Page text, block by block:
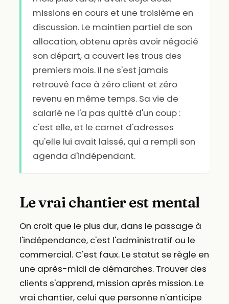
missions en cours et une troisième en
discussion. Le maintien partiel de son
allocation, obtenu après avoir négocié
son départ, a couvert les trous des
premiers mois. Il ne s'est jamais
retrouvé face à zéro client et zéro
revenu en même temps. Sa vie de
salarié ne l'a pas quitté d'un coup :
c'est elle, et le carnet d'adresses
qu'elle lui avait laissé, qui a rempli son
agenda d'indépendant.
Le vrai chantier est mental
On croit que le plus dur, dans le passage à
l'indépendance, c'est l'administratif ou le
commercial. C'est faux. Le statut se règle en
une après-midi de démarches. Trouver des
clients s'apprend, mission après mission. Le
vrai chantier, celui que personne n'anticipe